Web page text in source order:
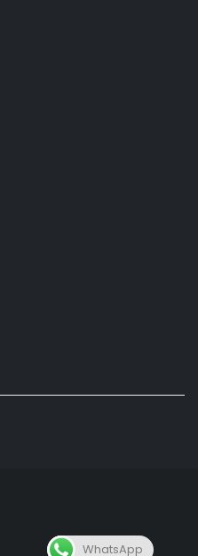
WhatsApp